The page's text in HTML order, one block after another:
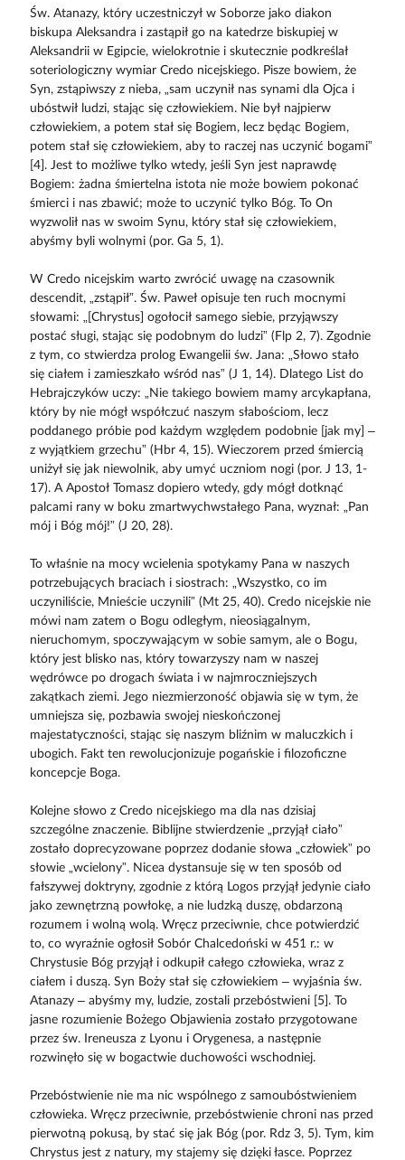
Św. Atanazy, który uczestniczył w Soborze jako diakon
biskupa Aleksandra i zastąpił go na katedrze biskupiej w
Aleksandrii w Egipcie, wielokrotnie i skutecznie podkreślał
soteriologiczny wymiar Credo nicejskiego. Pisze bowiem, że
Syn, zstąpiwszy z nieba, „sam uczynił nas synami dla Ojca i
ubóstwił ludzi, stając się człowiekiem. Nie był najpierw
człowiekiem, a potem stał się Bogiem, lecz będąc Bogiem,
potem stał się człowiekiem, aby to raczej nas uczynić bogami”
[4]. Jest to możliwe tylko wtedy, jeśli Syn jest naprawdę
Bogiem: żadna śmiertelna istota nie może bowiem pokonać
śmierci i nas zbawić; może to uczynić tylko Bóg. To On
wyzwolił nas w swoim Synu, który stał się człowiekiem,
abyśmy byli wolnymi (por. Ga 5, 1).
W Credo nicejskim warto zwrócić uwagę na czasownik
descendit, „zstąpił”. Św. Paweł opisuje ten ruch mocnymi
słowami: „[Chrystus] ogołocił samego siebie, przyjąwszy
postać sługi, stając się podobnym do ludzi” (Flp 2, 7). Zgodnie
z tym, co stwierdza prolog Ewangelii św. Jana: „Słowo stało
się ciałem i zamieszkało wśród nas” (J 1, 14). Dlatego List do
Hebrajczyków uczy: „Nie takiego bowiem mamy arcykapłana,
który by nie mógł współczuć naszym słabościom, lecz
poddanego próbie pod każdym względem podobnie [jak my] –
z wyjątkiem grzechu” (Hbr 4, 15). Wieczorem przed śmiercią
uniżył się jak niewolnik, aby umyć uczniom nogi (por. J 13, 1-
17). A Apostoł Tomasz dopiero wtedy, gdy mógł dotknąć
palcami rany w boku zmartwychwstałego Pana, wyznał: „Pan
mój i Bóg mój!” (J 20, 28).
To właśnie na mocy wcielenia spotykamy Pana w naszych
potrzebujących braciach i siostrach: „Wszystko, co im
uczyniliście, Mnieście uczynili” (Mt 25, 40). Credo nicejskie nie
mówi nam zatem o Bogu odległym, nieosiągalnym,
nieruchomym, spoczywającym w sobie samym, ale o Bogu,
który jest blisko nas, który towarzyszy nam w naszej
wędrówce po drogach świata i w najmroczniejszych
zakątkach ziemi. Jego niezmierzoność objawia się w tym, że
umniejsza się, pozbawia swojej nieskończonej
majestatyczności, stając się naszym bliźnim w maluczkich i
ubogich. Fakt ten rewolucjonizuje pogańskie i filozoficzne
koncepcje Boga.
Kolejne słowo z Credo nicejskiego ma dla nas dzisiaj
szczególne znaczenie. Biblijne stwierdzenie „przyjął ciało”
zostało doprecyzowane poprzez dodanie słowa „człowiek” po
słowie „wcielony”. Nicea dystansuje się w ten sposób od
fałszywej doktryny, zgodnie z którą Logos przyjął jedynie ciało
jako zewnętrzną powłokę, a nie ludzką duszę, obdarzoną
rozumem i wolną wolą. Wręcz przeciwnie, chce potwierdzić
to, co wyraźnie ogłosił Sobór Chalcedoński w 451 r.: w
Chrystusie Bóg przyjął i odkupił całego człowieka, wraz z
ciałem i duszą. Syn Boży stał się człowiekiem – wyjaśnia św.
Atanazy – abyśmy my, ludzie, zostali przebóstwieni [5]. To
jasne rozumienie Bożego Objawienia zostało przygotowane
przez św. Ireneusza z Lyonu i Orygenesa, a następnie
rozwinęło się w bogactwie duchowości wschodniej.
Przebóstwienie nie ma nic wspólnego z samoubóstwieniem
człowieka. Wręcz przeciwnie, przebóstwienie chroni nas przed
pierwotną pokusą, by stać się jak Bóg (por. Rdz 3, 5). Tym, kim
Chrystus jest z natury, my stajemy się dzięki łasce. Poprzez